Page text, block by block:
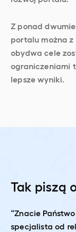
Z ponad
portalu można
obydwa cele
ograniczeniami
lepsze wyniki.
Tak piszą
“Znacie
specjalista od